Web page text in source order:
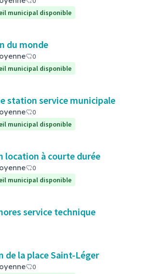
municipal disponible
du monde
0
municipal disponible
station service municipale
0
municipal disponible
location à courte durée
0
municipal disponible
service technique
de la place Saint-Léger
0